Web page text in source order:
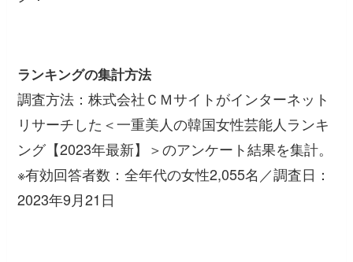
ランキングの集計方法
調査方法：株式会社ＣＭサイトがインターネット
リサーチした＜一重美人の韓国女性芸能人ランキ
ング【2023年最新】＞のアンケート結果を集計。
※有効回答者数：全年代の女性2,055名／調査日：
2023年9月21日